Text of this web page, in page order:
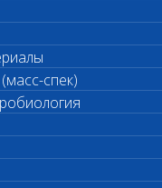
спек)